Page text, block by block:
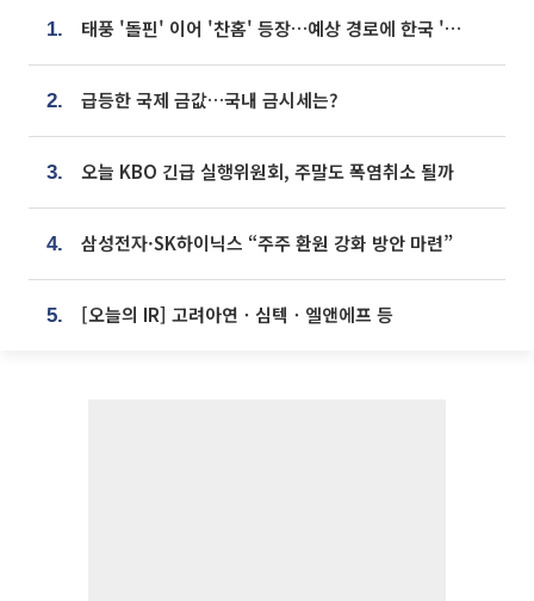
1. 태풍 '돌핀' 이어 '찬홈' 등장…예상 경로에 한국 '한숨'
2. 급등한 국제 금값…국내 금시세는?
3. 오늘 KBO 긴급 실행위원회, 주말도 폭염취소 될까
4. 삼성전자·SK하이닉스 “주주 환원 강화 방안 마련”
5. [오늘의 IR] 고려아연ㆍ심텍ㆍ엘앤에프 등